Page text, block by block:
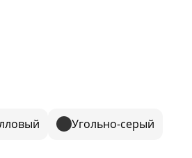
Угольно-серый